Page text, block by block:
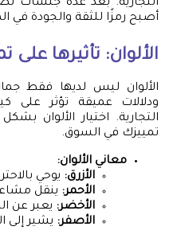
التجارية. بعد عدة جلسات
أصبح رمزًا للثقة والجودة في
الألوان: تأثيرها على
الألوان ليس لديها فقط
ودلالات عميقة تؤثر على
التجارية. اختيار الألوان
تمييزك في السوق.
معاني الألوان:
الأزرق: يوحي
الأحمر: ينقل
الأخضر: يعبر عن
الأصفر: يشير إلى